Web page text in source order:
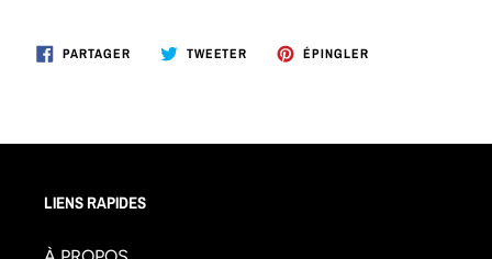
PARTAGERPARTAGER
SUR
TWEETER TWEETERÉPINGLER
LIENS RAPIDES